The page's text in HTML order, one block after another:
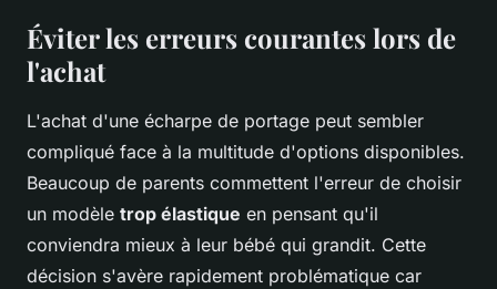
Éviter les erreurs courantes lors de
l'achat
L'achat d'une écharpe de portage peut sembler
compliqué face à la multitude d'options disponibles.
Beaucoup de parents commettent l'erreur de choisir
un modèle trop élastique en pensant qu'il
conviendra mieux à leur bébé qui grandit. Cette
décision s'avère rapidement problématique car